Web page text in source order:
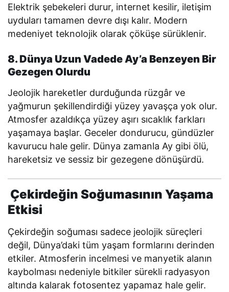
Elektrik şebekeleri durur, internet kesilir, iletişim
uyduları tamamen devre dışı kalır. Modern
medeniyet teknolojik olarak çöküşe sürüklenir.
8. Dünya Uzun Vadede Ay’a Benzeyen Bir
Gezegen Olurdu
Jeolojik hareketler durduğunda rüzgâr ve
yağmurun şekillendirdiği yüzey yavaşça yok olur.
Atmosfer azaldıkça yüzey aşırı sıcaklık farkları
yaşamaya başlar. Geceler dondurucu, gündüzler
kavurucu hale gelir. Dünya zamanla Ay gibi ölü,
hareketsiz ve sessiz bir gezegene dönüşürdü.
Çekirdeğin Soğumasının Yaşama
Etkisi
Çekirdeğin soğuması sadece jeolojik süreçleri
değil, Dünya’daki tüm yaşam formlarını derinden
etkiler. Atmosferin incelmesi ve manyetik alanın
kaybolması nedeniyle bitkiler sürekli radyasyon
altında kalarak fotosentez yapamaz hale gelir.